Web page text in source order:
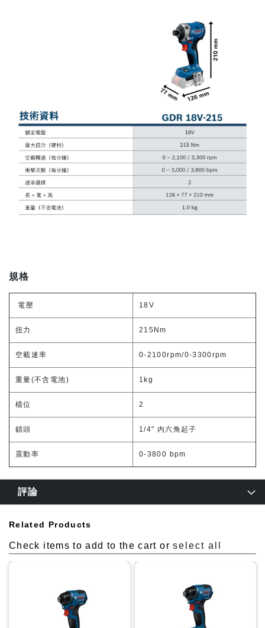
規格
電壓 18V
扭力 215Nm
空載速率 0-2100rpm/0-3300rpm
重量(不含電池) 1kg
檔位 2
鎖頭 1/4" 內六角起子
震動率 0-3800 bpm
評論
Related Products
Check items to add to the cart orselect all